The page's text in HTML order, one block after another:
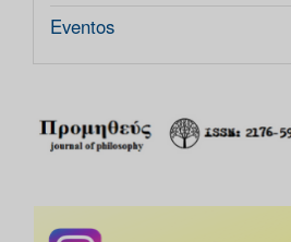
Eventos